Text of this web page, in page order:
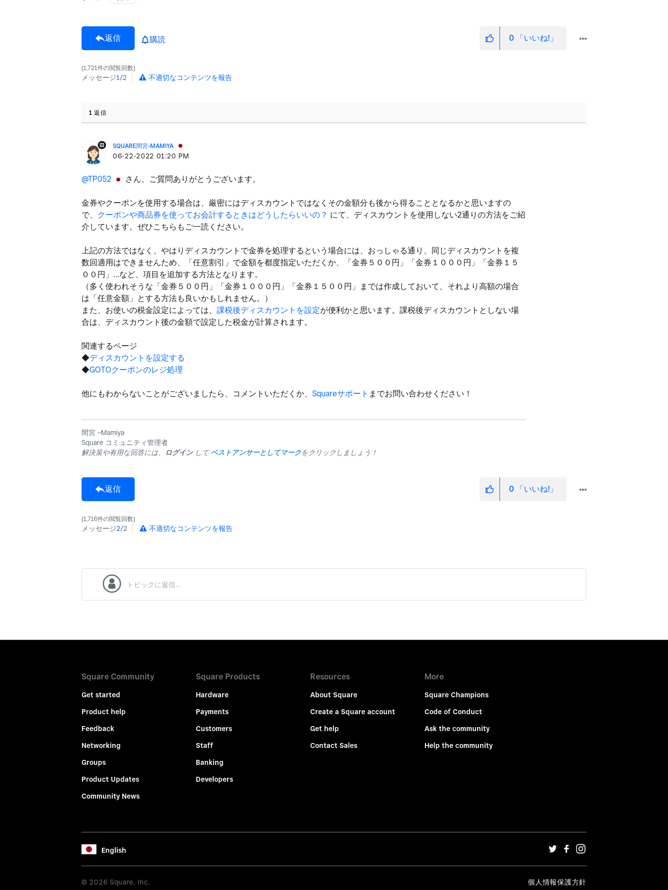
返信 購読 0 「いいね!」
1,721件の閲覧回数
メッセージ1/2 不適切なコンテンツを報告
1 返信
SQUARE間宮-MAMIYA
‎06-22-2022 01:20 PM
@TP052 さん、ご質問ありがとうございます。
金券やクーポンを使用する場合は、厳密にはディスカウントではなくその金額分も後から得ることとなるかと思いますの
で、
クーポンや商品券を使ってお会計するときはどうしたらいいの？ にて、ディスカウントを使用しない2通りの方法をご紹
介しています。ぜひこちらもご一読ください。
上記の方法ではなく、やはりディスカウントで金券を処理するという場合には、おっしゃる通り、同じディスカウントを複
数回適用はできませんため、「任意割引」で金額を都度指定いただくか、「金券５００円」「金券１０００円」「金券１５
００円」…など、項目を追加する方法となります。
（多く使われそうな「金券５００円」「金券１０００円」「金券１５００円」までは作成しておいて、それより高額の場合
は「任意金額」とする方法も良いかもしれません。）
また、お使いの税金設定によっては、 課税後ディスカウントを設定が便利かと思います。課税後ディスカウントとしない場
合は、ディスカウント後の金額で設定した税金が計算されます。
関連するページ
◆ディスカウントを設定する
◆GOTOクーポンのレジ処理
他にもわからないことがございましたら、コメントいただくか、 Squareサポート までお問い合わせください！
間宮 −Mamiya
Square コミュニティ管理者
解決策や有用な回答には、
ログインして ベストアンサーとしてマークをクリックしましょう！
返信 0 「いいね!」
1,716件の閲覧回数
メッセージ2/2 不適切なコンテンツを報告
Square Community
Get started
Product help
Feedback
Networking
Groups
Product Updates
Community News
Square Products
Hardware
Payments
Customers
Staff
Banking
Developers
Resources
About Square
Create a Square account
Get help
Contact Sales
More
Square Champions
Code of Conduct
Ask the community
Help the community
English
© 2026 Square, Inc. 個人情報保護方針